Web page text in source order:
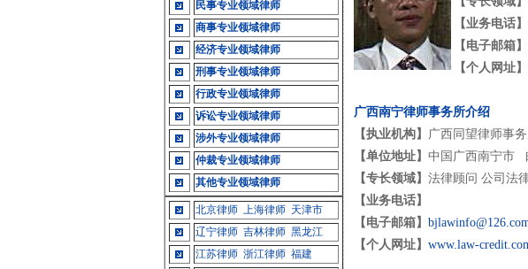
民事专业领域律师
商事专业领域律师
经济专业领域律师
刑事专业领域律师
行政专业领域律师
诉讼专业领域律师
涉外专业领域律师
仲裁专业领域律师
其他专业领域律师
北京律师 上海律师 天津市
辽宁律师 吉林律师 黑龙江
江苏律师 浙江律师 福建
【业务电话】
【电子邮箱】
【个人网址】
广西南宁律师事务所介绍
【执业机构】 广西同望律师事
【单位地址】 中国广西南宁市
【专长领域】 法律顾问 公司法
【业务电话】
【电子邮箱】
【个人网址】 www.law-